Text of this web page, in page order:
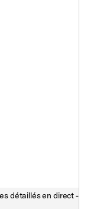
détaillés en direct -